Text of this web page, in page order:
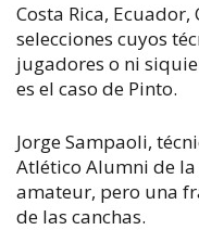
Costa Rica, Ecuador,
selecciones cuyos
jugadores o ni
es el caso de Pinto.
Jorge Sampaoli,
Atlético Alumni de
amateur, pero una
de las canchas.